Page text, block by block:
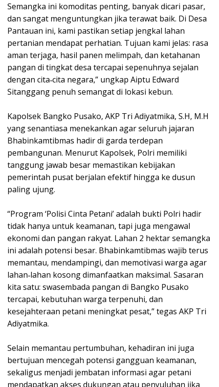
Semangka ini komoditas penting, banyak dicari pasar,
dan sangat menguntungkan jika terawat baik. Di Desa
Pantauan ini, kami pastikan setiap jengkal lahan
pertanian mendapat perhatian. Tujuan kami jelas: rasa
aman terjaga, hasil panen melimpah, dan ketahanan
pangan di tingkat desa tercapai sepenuhnya sejalan
dengan cita‑cita negara,” ungkap Aiptu Edward
Sitanggang penuh semangat di lokasi kebun.
Kapolsek Bangko Pusako, AKP Tri Adiyatmika, S.H, M.H
yang senantiasa menekankan agar seluruh jajaran
Bhabinkamtibmas hadir di garda terdepan
pembangunan. Menurut Kapolsek, Polri memiliki
tanggung jawab besar memastikan kebijakan
pemerintah pusat berjalan efektif hingga ke dusun
paling ujung.
“Program ‘Polisi Cinta Petani’ adalah bukti Polri hadir
tidak hanya untuk keamanan, tapi juga mengawal
ekonomi dan pangan rakyat. Lahan 2 hektar semangka
ini adalah potensi besar. Bhabinkamtibmas wajib terus
memantau, mendampingi, dan memotivasi warga agar
lahan‑lahan kosong dimanfaatkan maksimal. Sasaran
kita satu: swasembada pangan di Bangko Pusako
tercapai, kebutuhan warga terpenuhi, dan
kesejahteraan petani meningkat pesat,” tegas AKP Tri
Adiyatmika.
Selain memantau pertumbuhan, kehadiran ini juga
bertujuan mencegah potensi gangguan keamanan,
sekaligus menjadi jembatan informasi agar petani
mendapatkan akses dukungan atau penyuluhan jika